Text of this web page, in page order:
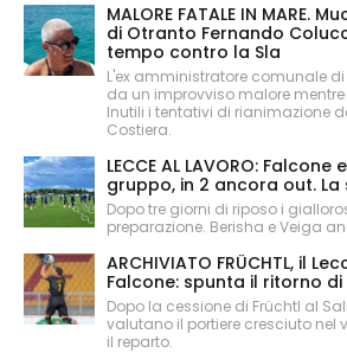
MALORE FATALE IN MARE.
di Otranto Fernando
tempo contro la Sla
L'ex amministratore comunale
da un improvviso malore
Inutili i tentativi di rianimazione
Costiera.
LECCE AL LAVORO:
gruppo, in 2 ancora out. La
Dopo tre giorni di riposo i
preparazione. Berisha e Veiga
ARCHIVIATO FRÜCHTL, il
Falcone: spunta il ritorno di
Dopo la cessione di Früchtl al
valutano il portiere cresciuto nel
il reparto.